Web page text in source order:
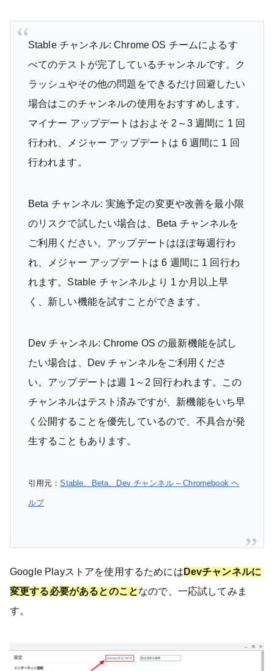
Stable チャンネル: Chrome OS チームによるす
べてのテストが完了しているチャンネルです。ク
ラッシュやその他の問題をできるだけ回避したい
場合はこのチャンネルの使用をおすすめします。
マイナー アップデートはおよそ 2～3 週間に 1 回
行われ、メジャー アップデートは 6 週間に 1 回
行われます。
Beta チャンネル: 実施予定の変更や改善を最小限
のリスクで試したい場合は、Beta チャンネルを
ご利用ください。アップデートはほぼ毎週行わ
れ、メジャー アップデートは 6 週間に 1 回行わ
れます。Stable チャンネルより 1 か月以上早
く、新しい機能を試すことができます。
Dev チャンネル: Chrome OS の最新機能を試し
たい場合は、Dev チャンネルをご利用くださ
い。アップデートは週 1～2 回行われます。この
チャンネルはテスト済みですが、新機能をいち早
く公開することを優先しているので、不具合が発
生することもあります。
引用元：Stable、Beta、Dev チャンネル – Chromebook ヘ
ルプ
Google Playストアを使用するためには Devチャンネルに
変更する必要があるとのことなので、一応試してみま
す。